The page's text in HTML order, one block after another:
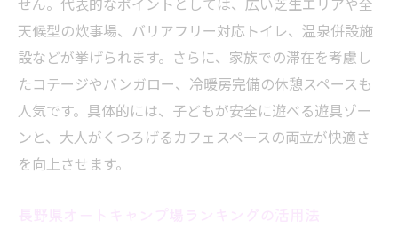
天候型の炊事場、バリアフリー対応トイレ、温泉併設施
設などが挙げられます。さらに、家族での滞在を考慮し
たコテージやバンガロー、冷暖房完備の休憩スペースも
人気です。具体的には、子どもが安全に遊べる遊具ゾー
ンと、大人がくつろげるカフェスペースの両立が快適さ
を向上させます。